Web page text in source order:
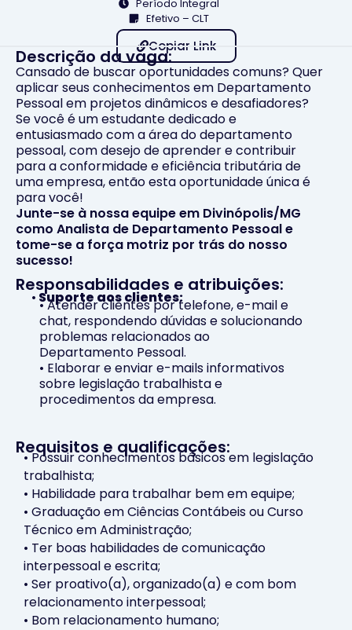
Período Integral
Efetivo – CLT
Copiar Link
Descrição da vaga:
Cansado de buscar oportunidades comuns? Quer
aplicar seus conhecimentos em Departamento
Pessoal em projetos dinâmicos e desafiadores?
Se você é um estudante dedicado e
entusiasmado com a área do departamento
pessoal, com desejo de aprender e contribuir
para a conformidade e eficiência tributária de
uma empresa, então esta oportunidade única é
para você!
Junte-se à nossa equipe em Divinópolis/MG
como Analista de Departamento Pessoal e
tome-se a força motriz por trás do nosso
sucesso!
Responsabilidades e atribuições:
• Suporte aos clientes:
• Atender clientes por telefone, e-mail e
chat, respondendo dúvidas e solucionando
problemas relacionados ao
Departamento Pessoal.
• Elaborar e enviar e-mails informativos
sobre legislação trabalhista e
procedimentos da empresa.
Requisitos e qualificações:
• Possuir conhecimentos básicos em legislação
trabalhista;
• Habilidade para trabalhar bem em equipe;
• Graduação em Ciências Contábeis ou Curso
Técnico em Administração;
• Ter boas habilidades de comunicação
interpessoal e escrita;
• Ser proativo(a), organizado(a) e com bom
relacionamento interpessoal;
• Bom relacionamento humano;